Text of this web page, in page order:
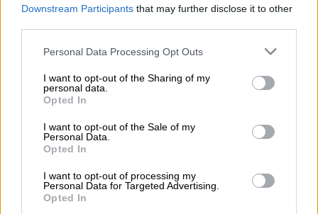
Downstream Participants that may further disclose it to other
Please note that this website/app uses one or more Google
not limited to your visit or usage behaviour. You may click to
grant or deny consent to Google and its third-party tags to
use your data for below specified purposes in below Google
consent section.
Personal Data Processing Opt Outs
I want to opt-out of the Sharing of my
personal data.
Opted In
I want to opt-out of the Sale of my
Personal Data.
Opted In
I want to opt-out of processing my
Personal Data for Targeted Advertising.
Opted In
Ελλάδα|17.02.2020 20:42